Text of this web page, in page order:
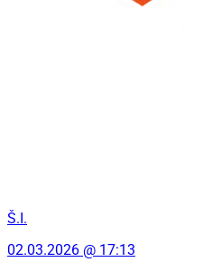
Š.I.
02.03.2026 @ 17:13